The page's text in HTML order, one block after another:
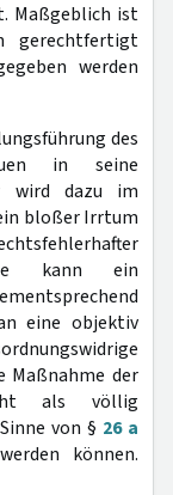
Maßgeblich ist
gerechtfertigt
werden
des
in seine
wird dazu im
bloßer Irrtum
kann ein
eine objektiv
Maßnahme der
als völlig
von § 26 a
können.